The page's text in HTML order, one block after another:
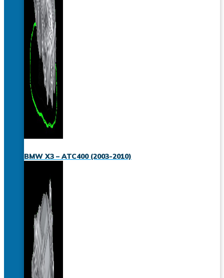
BMW X3 – ATC400 (2003-2010)